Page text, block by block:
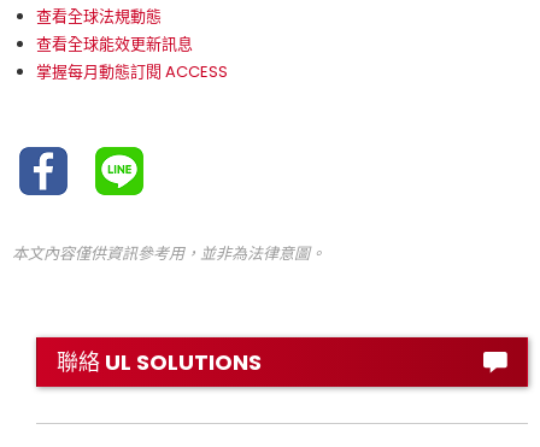
查看全球法規動態
查看全球能效更新訊息
掌握每月動態訂閱 ACCESS
本文內容僅供資訊參考用，並非為法律意圖。
聯絡 UL SOLUTIONS